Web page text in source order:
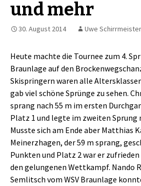
und mehr
30. August 2014 Uwe Schirrmeister
Heute machte die Tournee zum 4.
Braunlage auf den
Skispringern waren alle
gab viel schöne Sprünge zu sehen.
sprang nach 55 m im ersten
Platz 1 und legte im zweiten Sprung
Musste sich am Ende aber Matthias
Meinerzhagen, der 59 m sprang,
Punkten und Platz 2 war er
den gelungenen Wettkampf. Nando
Semlitsch vom WSV Braunlage